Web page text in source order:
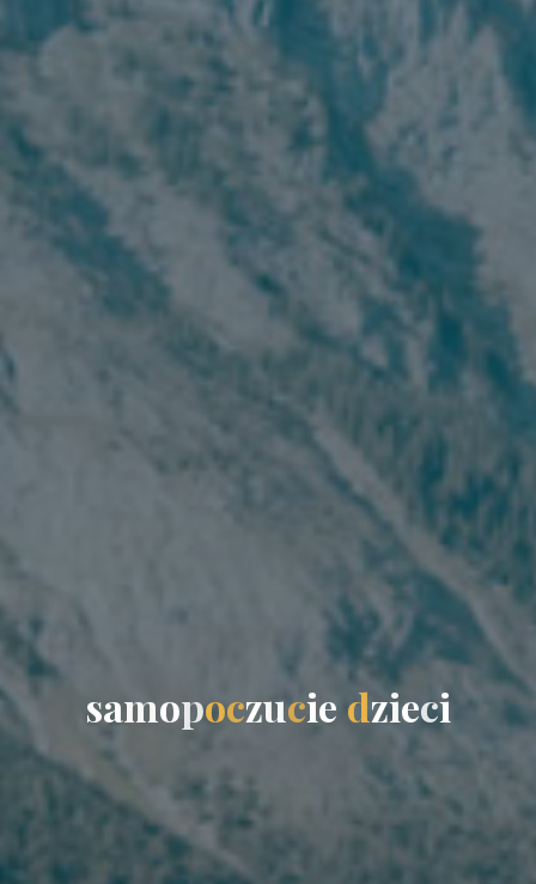
samopoczucie dzieci